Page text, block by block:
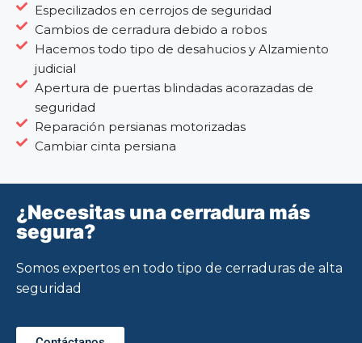
Especilizados en cerrojos de seguridad
Cambios de cerradura debido a robos
Hacemos todo tipo de desahucios y Alzamiento
judicial
Apertura de puertas blindadas acorazadas de
seguridad
Reparación persianas motorizadas
Cambiar cinta persiana
¿Necesitas una cerradura más
segura?
Somos expertos en todo tipo de cerraduras de alta
seguridad